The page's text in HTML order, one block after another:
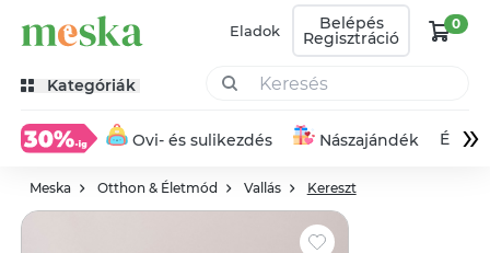
Eladok Belépés
Regisztráció
0
Kategóriák
Ovi- és sulikezdés Nászajándék »
Meska Otthon & Életmód Vallás Kereszt